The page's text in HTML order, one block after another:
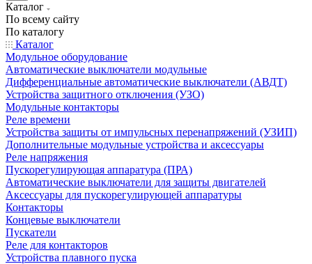
Каталог
По всему сайту
По каталогу
Каталог
Модульное оборудование
Автоматические выключатели модульные
Дифференциальные автоматические выключатели (АВДТ)
Устройства защитного отключения (УЗО)
Модульные контакторы
Реле времени
Устройства защиты от импульсных перенапряжений (УЗИП)
Дополнительные модульные устройства и аксессуары
Реле напряжения
Пускорегулирующая аппаратура (ПРА)
Автоматические выключатели для защиты двигателей
Аксессуары для пускорегулирующей аппаратуры
Контакторы
Концевые выключатели
Пускатели
Реле для контакторов
Устройства плавного пуска